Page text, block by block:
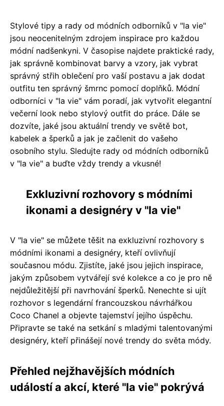
Stylové tipy a rady od módních odborníků v "la vie"
jsou neocenitelným zdrojem inspirace pro každou
módní nadšenkyni. V časopise najdete praktické rady,
jak správně kombinovat barvy a vzory, jak vybrat
správný střih oblečení pro vaší postavu a jak dodat
outfitu ten správný šmrnc pomocí doplňků. Módní
odborníci v "la vie" vám poradí, jak vytvořit elegantní
večerní look nebo stylový outfit do práce. Dále se
dozvíte, jaké jsou aktuální trendy ve světě bot,
kabelek a šperků a jak je začlenit do vašeho
osobního stylu. Sledujte rady od módních odborníků
v "la vie" a buďte vždy trendy a vkusné!
Exkluzivní rozhovory s módními
ikonami a designéry v "la vie"
V "la vie" se můžete těšit na exkluzivní rozhovory s
módními ikonami a designéry, kteří ovlivňují
současnou módu. Zjistíte, jaké jsou jejich inspirace,
jakým způsobem vytvářejí své kolekce a co je pro ně
nejdůležitější při navrhování šperků. Nenechte si ujít
rozhovor s legendární francouzskou návrhářkou
Coco Chanel a objevte tajemství jejího úspěchu.
Připravte se také na setkání s mladými talentovanými
designéry, kteří přinášejí nové trendy do světa módy.
Přehled nejžhavějších módních
událostí a akcí, které "la vie" pokrývá